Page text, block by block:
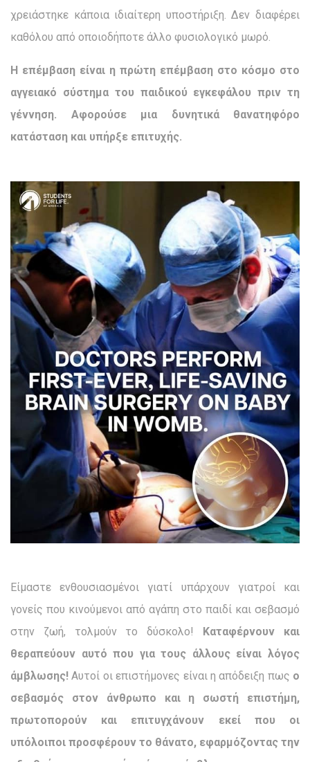
χρειάστηκε κάποια ιδιαίτερη υποστήριξη. Δεν διαφέρει
καθόλου από οποιοδήποτε άλλο φυσιολογικό μωρό.
Η επέμβαση είναι η πρώτη επέμβαση στο κόσμο στο
αγγειακό σύστημα του παιδικού εγκεφάλου πριν τη
γέννηση. Αφορούσε μια δυνητικά θανατηφόρο
κατάσταση και υπήρξε επιτυχής.
Είμαστε ενθουσιασμένοι γιατί υπάρχουν γιατροί και
γονείς που κινούμενοι από αγάπη στο παιδί και σεβασμό
στην ζωή, τολμούν το δύσκολο! Καταφέρνουν και
θεραπεύουν αυτό που για τους άλλους είναι λόγος
άμβλωσης!Αυτοί οι επιστήμονες είναι η απόδειξη πως ο
σεβασμός στον άνθρωπο και η σωστή επιστήμη,
πρωτοπορούν και επιτυγχάνουν εκεί που οι
υπόλοιποι προσφέρουν το θάνατο, εφαρμόζοντας την